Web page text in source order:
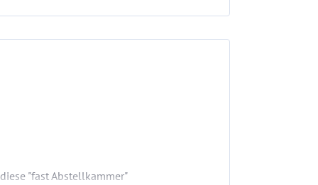
"fast Abstellkammer"